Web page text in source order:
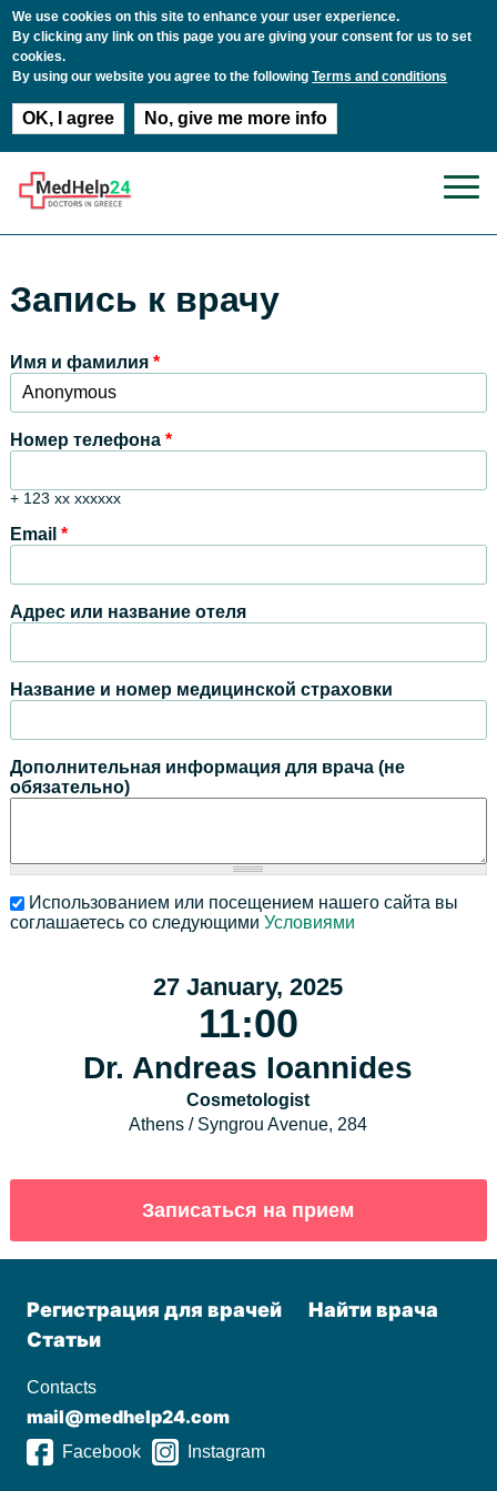
We use cookies on this site to enhance your user experience.
By clicking any link on this page you are giving your consent for us to set
cookies.
By using our website you agree to the followingTerms and conditions
OK, I agree No, give me more info
Запись к врачу
Имя и фамилия *
Номер телефона *
+ 123 xx xxxxxx
Email *
Адрес или название отеля
Название и номер медицинской страховки
Дополнительная информация для врача (не
обязательно)
Использованием или посещением нашего сайта вы
соглашаетесь со следующими Условиями
27 January, 2025
11:00
Dr. Andreas Ioannides
Cosmetologist
Athens / Syngrou Avenue, 284
Регистрация для врачей
Найти врача
Статьи
Contacts
mail@medhelp24.com
Facebook Instagram